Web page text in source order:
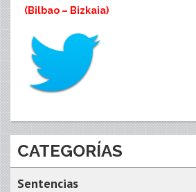
(Bilbao – Bizkaia)
CATEGORÍAS
Sentencias